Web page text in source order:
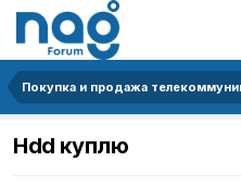
Hdd куплю